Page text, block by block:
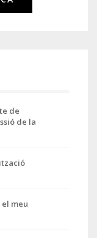
de
de la
meu